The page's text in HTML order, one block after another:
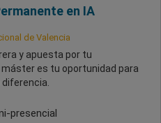
en IA
de Valencia
y apuesta por tu
es tu oportunidad para
presencial